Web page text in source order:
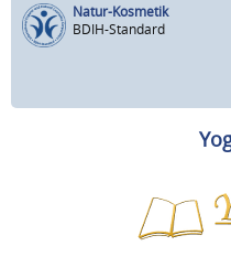
Natur-Kosmetik
BDIH-Standard